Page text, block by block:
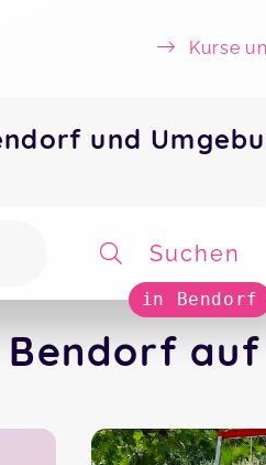
Kurse
und
Suchen
in Bendorf